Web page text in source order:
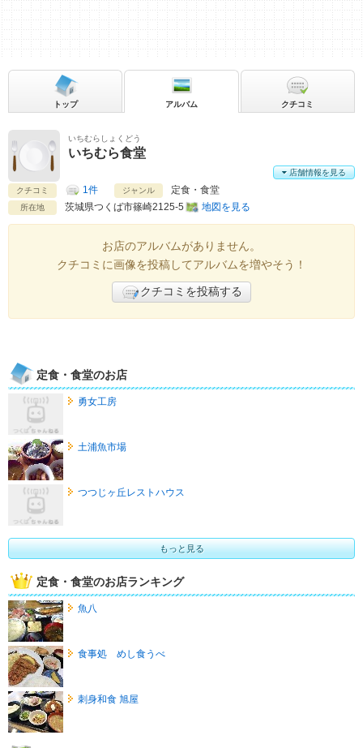
いちむらしょくどう
いちむら食堂
クチコミ 1件 ジャンル 定食・食堂
所在地 茨城県つくば市篠崎2125-5 地図を見る
店舗情報を見る
トップ アルバム クチコミ
お店のアルバムがありません。
クチコミに画像を投稿してアルバムを増やそう！
クチコミを投稿する
定食・食堂のお店
勇女工房
土浦魚市場
つつじヶ丘レストハウス
もっと見る
定食・食堂のお店ランキング
魚八
食事処 めし食うべ
刺身和食 旭屋